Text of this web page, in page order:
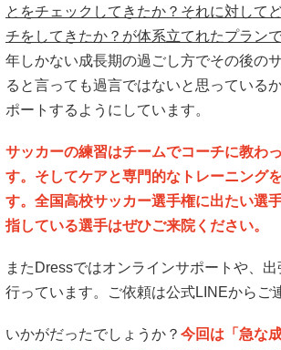
とをチェックしてきたか？それに対して
チをしてきたか？が体系立てれたプランで
年しかない成長期の過ごし方でその後の
ると言っても過言ではないと思っている
ポートするようにしています。
サッカーの練習はチームでコーチに教わ
す。そしてケアと専門的なトレーニング
す。全国高校サッカー選手権に出たい選
指している選手はぜひご来院ください。
またDressではオンラインサポートや、
行っています。ご依頼は公式LINEからご
いかがだったでしょうか？ 今回は「急な